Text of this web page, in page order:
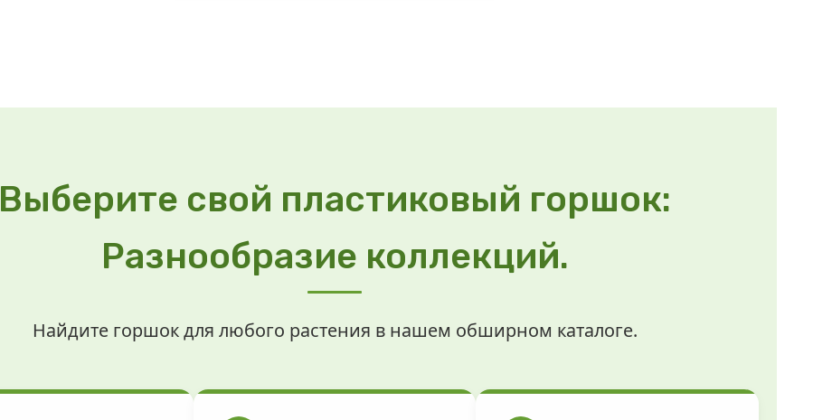
Выберите свой пластиковый горшок:
Разнообразие коллекций.
Найдите горшок для любого растения в нашем обширном каталоге.